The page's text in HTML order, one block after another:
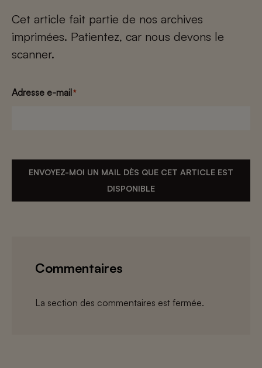
Cet article fait partie de nos archives
imprimées. Patientez, car nous devons le
scanner.
Adresse e-mail*
ENVOYEZ-MOI UN MAIL DÈS QUE CET ARTICLE EST
DISPONIBLE
Commentaires
La section des commentaires est fermée.